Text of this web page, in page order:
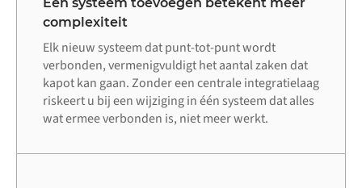
complexiteit
Elk nieuw systeem dat punt-tot-punt wordt
verbonden, vermenigvuldigt het aantal zaken dat
kapot kan gaan. Zonder een centrale integratielaag
riskeert u bij een wijziging in één systeem dat alles
wat ermee verbonden is, niet meer werkt.